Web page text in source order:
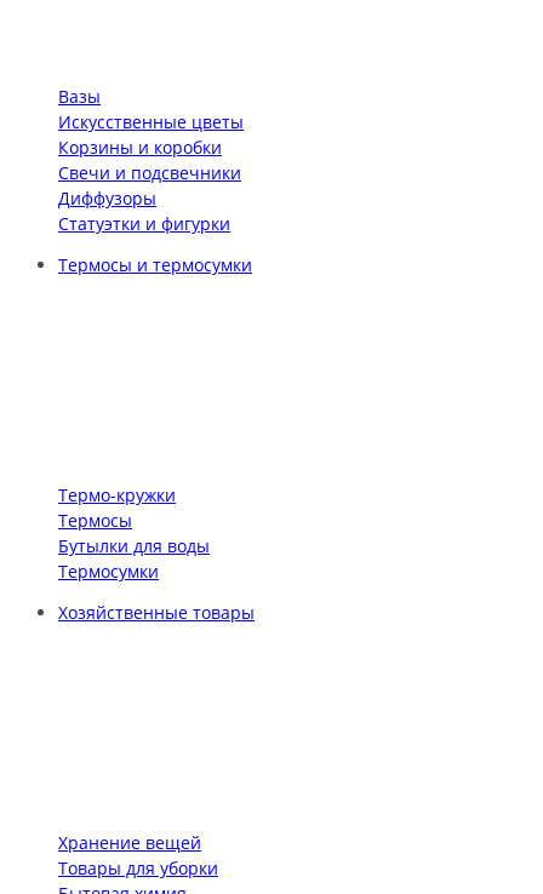
Вазы
Искусственные цветы
Корзины и коробки
Свечи и подсвечники
Диффузоры
Статуэтки и фигурки
Термосы и термосумки
Термо-кружки
Термосы
Бутылки для воды
Термосумки
Хозяйственные товары
Хранение вещей
Товары для уборки